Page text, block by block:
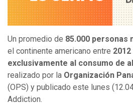
Un promedio de 85.000 personas
el continente americano entre
exclusivamente al consumo de
realizado por la Organización
(OPS) y publicado este lunes
Addiction.